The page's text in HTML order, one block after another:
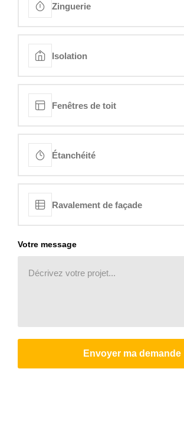
Zinguerie
Isolation
Fenêtres de toit
Étanchéité
Ravalement de façade
Votre message
Envoyer ma demande